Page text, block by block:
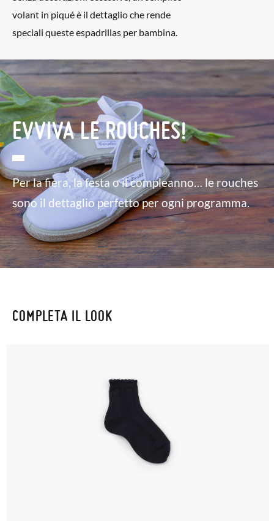
volant in piqué è il dettaglio che rende
speciali queste espadrillas per bambina.
EVVIVA LE ROUCHES!
Per la fiera, la festa o il compleanno… le rouches
sono il dettaglio perfetto per ogni programma.
COMPLETA IL LOOK